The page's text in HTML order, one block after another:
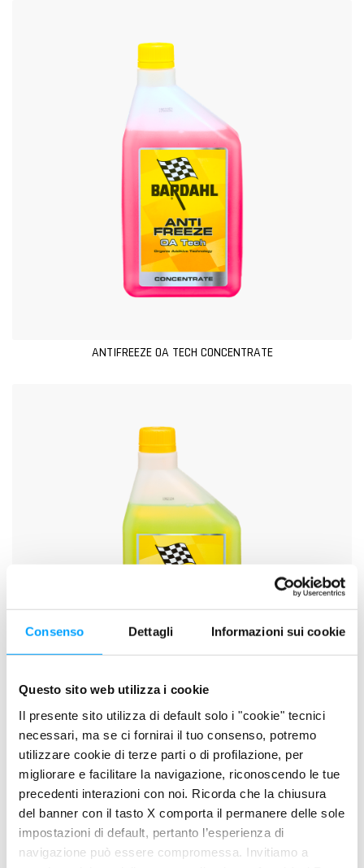
Consenso Dettagli Informazioni sui cookie
Questo sito web utilizza i cookie
Il presente sito utilizza di default solo i "cookie" tecnici
necessari, ma se ci fornirai il tuo consenso, potremo
utilizzare cookie di terze parti o di profilazione, per
migliorare e facilitare la navigazione, riconoscendo le tue
precedenti interazioni con noi. Ricorda che la chiusura
del banner con il tasto X comporta il permanere delle sole
impostazioni di default, pertanto l’esperienza di
navigazione può essere compromessa. Invitiamo a
ANTIFREEZE OA TECH CONCENTRATE
ANTIFREEZE OA TECH PLUS CONCENTRATE